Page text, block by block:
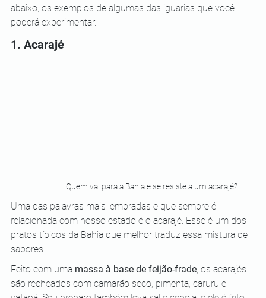
abaixo, os exemplos de algumas das iguarias que você
poderá experimentar.
1. Acarajé
Quem vai para a Bahia e se resiste a um acarajé?
Uma das palavras mais lembradas e que sempre é
relacionada com nosso estado é o acarajé. Esse é um dos
pratos típicos da Bahia que melhor traduz essa mistura de
sabores.
Feito com uma massa à base de feijão-frade, os acarajés
são recheados com camarão seco, pimenta, caruru e